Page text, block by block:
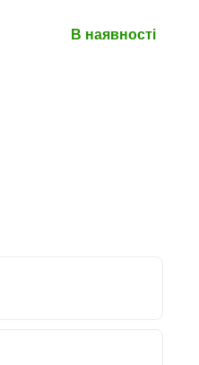
В наявності